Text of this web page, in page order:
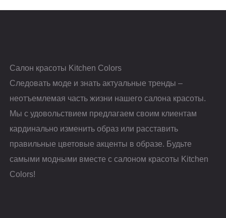
Салон красоты Kitchen Colors
Следовать моде и знать актуальные тренды –
неотъемлемая часть жизни нашего салона красоты.
Мы с удовольствием предлагаем своим клиентам
кардинально изменить образ или расставить
правильные цветовые акценты в образе. Будьте
самыми модными вместе с салоном красоты Kitchen
Colors!